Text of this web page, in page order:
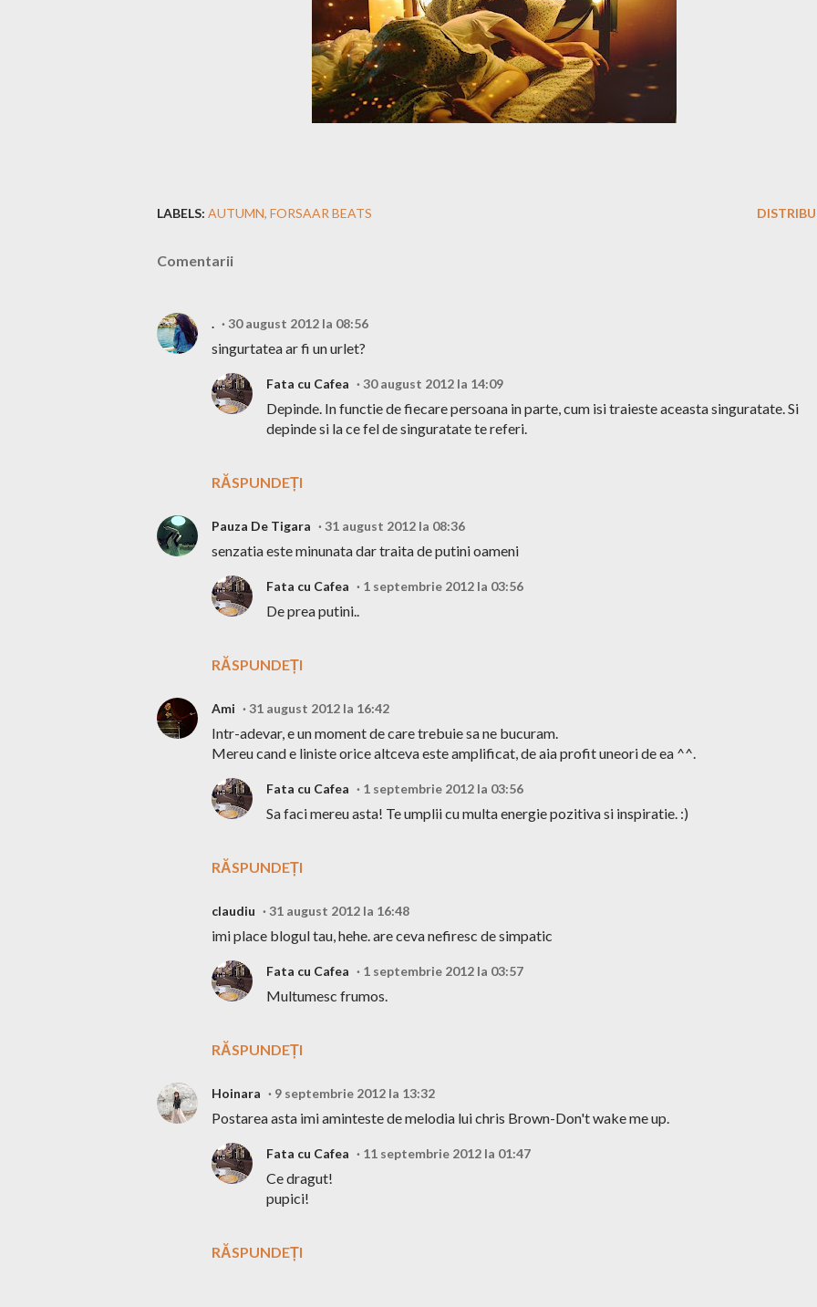
LABELS: AUTUMN FORSAAR BEATS
Comentarii
. 30 august 2012 la 08:56
singurtatea ar fi un urlet?
RĂSPUNDEȚI
Fata cu Cafea 30 august 2012 la 14:09
Depinde. In functie de fiecare persoana in parte, cum isi traieste aceasta singuratate. Si
depinde si la ce fel de singuratate te referi.
Pauza De Tigara 31 august 2012 la 08:36
senzatia este minunata dar traita de putini oameni
RĂSPUNDEȚI
Fata cu Cafea 1 septembrie 2012 la 03:56
De prea putini..
Ami 31 august 2012 la 16:42
Intr-adevar, e un moment de care trebuie sa ne bucuram.
Mereu cand e liniste orice altceva este amplificat, de aia profit uneori de ea ^^.
RĂSPUNDEȚI
Fata cu Cafea 1 septembrie 2012 la 03:56
Sa faci mereu asta! Te umplii cu multa energie pozitiva si inspiratie. :)
claudiu 31 august 2012 la 16:48
imi place blogul tau, hehe. are ceva nefiresc de simpatic
RĂSPUNDEȚI
Fata cu Cafea 1 septembrie 2012 la 03:57
Multumesc frumos.
Hoinara 9 septembrie 2012 la 13:32
Postarea asta imi aminteste de melodia lui chris Brown-Don't wake me up.
RĂSPUNDEȚI
Fata cu Cafea 11 septembrie 2012 la 01:47
Ce dragut!
pupici!